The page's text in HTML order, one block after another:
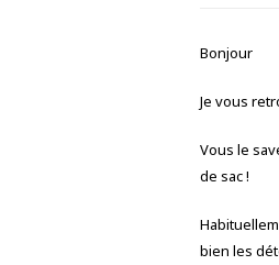
Bonjour
Je vous
Vous le
de sac !
bien les